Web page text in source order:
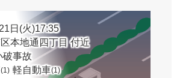
日(火)17:35
本地通四丁目 付近
破事故
(1) 軽自動車(1)